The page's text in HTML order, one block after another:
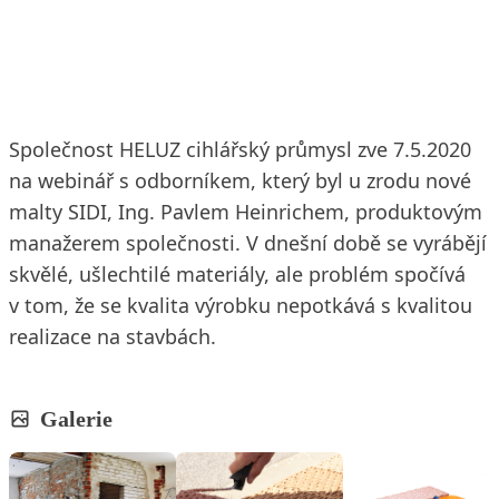
Společnost HELUZ cihlářský průmysl zve 7.5.2020
na webinář s odborníkem, který byl u zrodu nové
malty SIDI, Ing. Pavlem Heinrichem, produktovým
manažerem společnosti. V dnešní době se vyrábějí
skvělé, ušlechtilé materiály, ale problém spočívá
v tom, že se kvalita výrobku nepotkává s kvalitou
realizace na stavbách.
Galerie